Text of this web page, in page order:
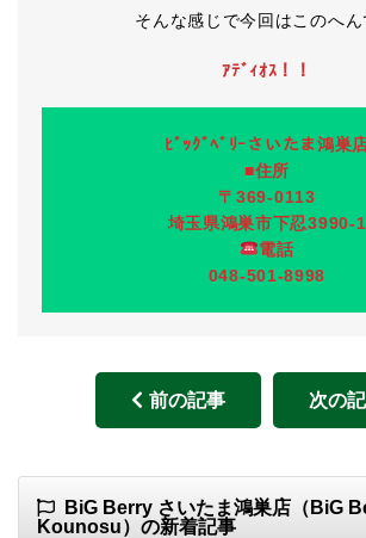
そんな感じで今回はこのへん
ｱﾃﾞｨｵｽ！！
ﾋﾞｯｸﾞﾍﾞﾘｰさいたま鴻巣
■住所
〒369-0113
埼玉県鴻巣市下忍3990-1
電話
048-501-8998
前の記事 次の
BiG Berry さいたま鴻巣店（BiG
Kounosu）の新着記事